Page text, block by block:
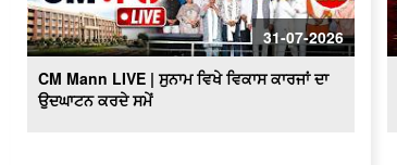
31-07-2026
CM Mann LIVE | ਸੁਨਾਮ ਵਿਖੇ ਵਿਕਾਸ ਕਾਰਜਾਂ ਦਾ
ਉਦਘਾਟਨ ਕਰਦੇ ਸਮੇਂ